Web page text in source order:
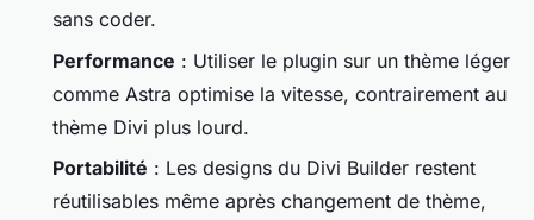
sans coder.
Performance : Utiliser le plugin sur un thème léger
comme Astra optimise la vitesse, contrairement au
thème Divi plus lourd.
Portabilité : Les designs du Divi Builder restent
réutilisables même après changement de thème,